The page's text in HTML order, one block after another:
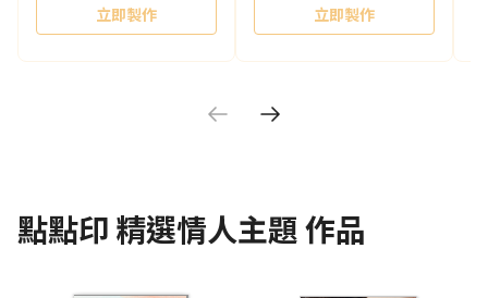
立即製作
立即製作
點點印 精選情人主題作品